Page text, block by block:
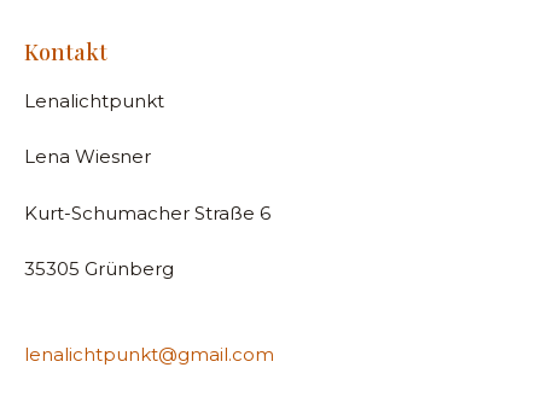
Kontakt
Lenalichtpunkt
Lena Wiesner
Kurt-Schumacher Straße 6
35305 Grünberg
lenalichtpunkt@gmail.com